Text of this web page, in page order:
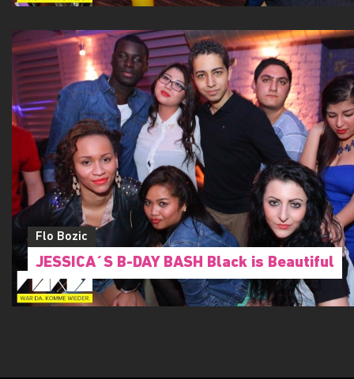
Flo Bozic
JESSICA´S B-DAY BASH Black is Beautiful